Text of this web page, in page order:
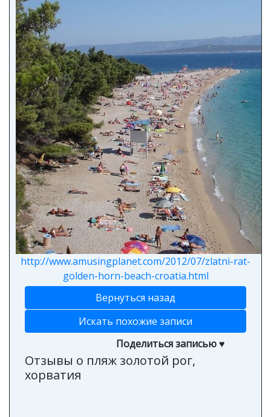
http://www.amusingplanet.com/2012/07/zlatni-rat-
golden-horn-beach-croatia.html
Вернуться назад
Искать похожие записи
Поделиться записью ♥
Отзывы о пляж золотой рог,
хорватия